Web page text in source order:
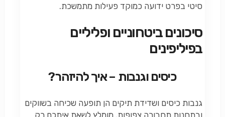
סיטי בפרט ידועה כמוקד פעילות מתמשכת.
סיכונים ביטחוניים ופליליים
בפיליפינים
כיסים וגנבות – איך להיזהר?
גנבות כיסים ושדידת תיקים הן תופעה שכיחה בשווקים
ובתחנות תחבורה צפופות. מומלץ לשאת איתכם רק